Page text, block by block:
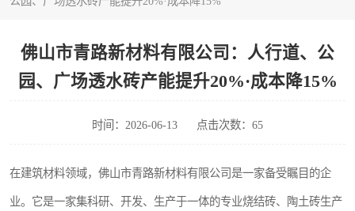
佛山市青路新材料有限公司：人行道、公
园、广场透水砖产能提升20%·成本降15%
时间：2026-06-13 点击次数：65
在建筑材料领域，佛山市青路新材料有限公司是一家备受瞩目的企
业。它是一家集科研、开发、生产于一体的专业烧结砖、陶土砖生产